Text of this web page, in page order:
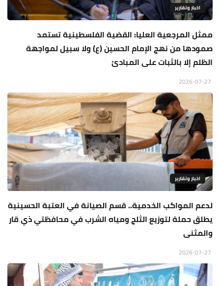
اخبار وتقارير
ممثل المرجعية العليا: القضية الفلسطينية تستمد
صمودها من نهج الإمام الحسين (ع) ولا سبيل لمواجهة
الظلم إلا بالثبات على المبادئ
اخبار وتقارير
لدعم المواكب الخدمية.. قسم الصيانة في العتبة الحسينية
يطلق حملة لتوزيع الثلج ومياه الشرب في محافظتي ذي قار
والمثنى